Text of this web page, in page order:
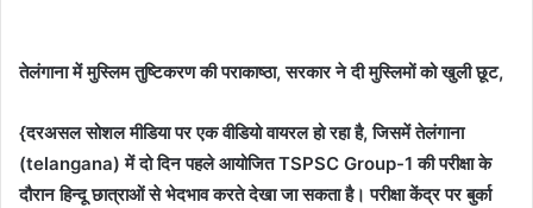
तेलंगाना में मुस्लिम तुष्टिकरण की पराकाष्ठा, सरकार ने दी मुस्लिमों को खुली छूट,
{दरअसल सोशल मीडिया पर एक वीडियो वायरल हो रहा है, जिसमें तेलंगाना
(telangana) में दो दिन पहले आयोजित TSPSC Group-1 की परीक्षा के
दौरान हिन्दू छात्राओं से भेदभाव करते देखा जा सकता है। परीक्षा केंद्र पर बुर्का